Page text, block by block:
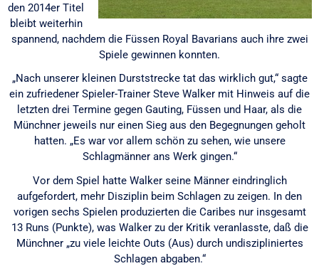
den 2014er Titel
bleibt weiterhin
spannend, nachdem die Füssen Royal Bavarians auch ihre zwei
Spiele gewinnen konnten.
„Nach unserer kleinen Durststrecke tat das wirklich gut,“ sagte
ein zufriedener Spieler-Trainer Steve Walker mit Hinweis auf die
letzten drei Termine gegen Gauting, Füssen und Haar, als die
Münchner jeweils nur einen Sieg aus den Begegnungen geholt
hatten. „Es war vor allem schön zu sehen, wie unsere
Schlagmänner ans Werk gingen.“
Vor dem Spiel hatte Walker seine Männer eindringlich
aufgefordert, mehr Disziplin beim Schlagen zu zeigen. In den
vorigen sechs Spielen produzierten die Caribes nur insgesamt
13 Runs (Punkte), was Walker zu der Kritik veranlasste, daß die
Münchner „zu viele leichte Outs (Aus) durch undiszipliniertes
Schlagen abgaben.“